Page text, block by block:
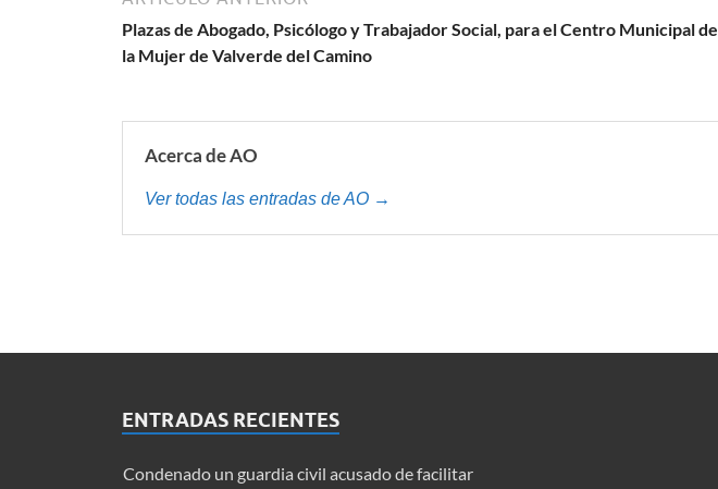
Plazas de Abogado, Psicólogo y Trabajador Social, para el Centro Municipal de
la Mujer de Valverde del Camino
Acerca de AO
Ver todas las entradas de AO →
ENTRADAS RECIENTES
Condenado un guardia civil acusado de facilitar